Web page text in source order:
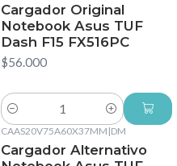
Cargador Original
Notebook Asus TUF
Dash F15 FX516PC
$56.000
Cantidad
CAAS20V75A60X37MM |DM
Cargador Alternativo